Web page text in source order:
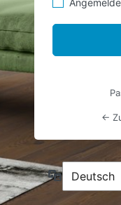
←
Sprache